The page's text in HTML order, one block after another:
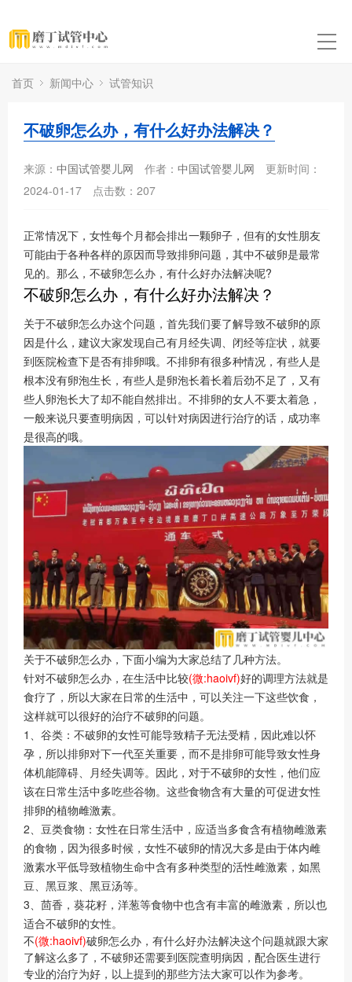
首页 新闻中心 试管知识
不破卵怎么办，有什么好办法解决？
来源： 中国试管婴儿网 作者： 中国试管婴儿网
更新时间：
2024-01-17
点击数： 207
正常情况下，女性每个月都会排出一颗卵子，但有的女性朋友
可能由于各种各样的原因而导致排卵问题，其中不破卵是最常
见的。那么，不破卵怎么办，有什么好办法解决呢?
不破卵怎么办，有什么好办法解决？
关于不破卵怎么办这个问题，首先我们要了解导致不破卵的原
因是什么，建议大家发现自己有月经失调、闭经等症状，就要
到医院检查下是否有排卵哦。不排卵有很多种情况，有些人是
根本没有卵泡生长，有些人是卵泡长着长着后劲不足了，又有
些人卵泡长大了却不能自然排出。不排卵的女人不要太着急，
一般来说只要查明病因，可以针对病因进行治疗的话，成功率
是很高的哦。
关于不破卵怎么办，下面小编为大家总结了几种方法。
针对不破卵怎么办，在生活中比较(微:haoivf)好的调理方法就是
食疗了，所以大家在日常的生活中，可以关注一下这些饮食，
这样就可以很好的治疗不破卵的问题。
1、谷类：不破卵的女性可能导致精子无法受精，因此难以怀
孕，所以排卵对下一代至关重要，而不是排卵可能导致女性身
体机能障碍、月经失调等。因此，对于不破卵的女性，他们应
该在日常生活中多吃些谷物。这些食物含有大量的可促进女性
排卵的植物雌激素。
2、豆类食物：女性在日常生活中，应适当多食含有植物雌激素
的食物，因为很多时候，女性不破卵的情况大多是由于体内雌
激素水平低导致植物生命中含有多种类型的活性雌激素，如黑
豆、黑豆浆、黑豆汤等。
3、茴香，葵花籽，洋葱等食物中也含有丰富的雌激素，所以也
适合不破卵的女性。
不(微:haoivf)破卵怎么办，有什么好办法解决这个问题就跟大家
了解这么多了，不破卵还需要到医院查明病因，配合医生进行
专业的治疗为好，以上提到的那些方法大家可以作为参考。